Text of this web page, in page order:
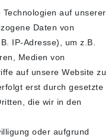
eingetroffenen
auf unserer
Daten von
IP-Adresse), um z.B.
Medien von
auf unsere Website zu
erst durch gesetzte
die wir in den
oder aufgrund